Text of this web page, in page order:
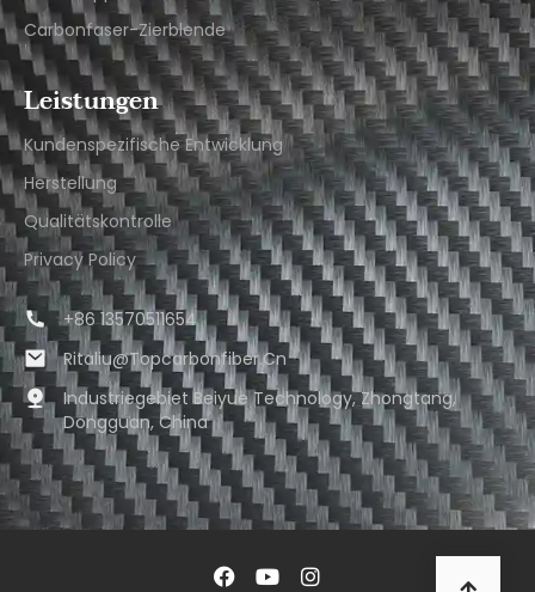
Carbonfaser-Zierblende
Leistungen
Kundenspezifische Entwicklung
Herstellung
Qualitätskontrolle
Privacy Policy
+86 13570511654
Ritaliu@topcarbonfiber.cn
Industriegebiet Beiyue Technology, Zhongtang,
Dongguan, China